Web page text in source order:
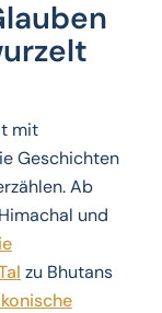
mit
Geschichten
Ab
und
zu Bhutans